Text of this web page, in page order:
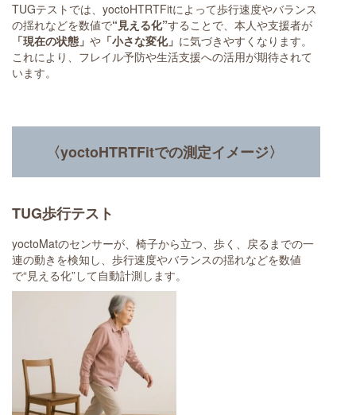
TUGテストでは、yoctoHTRTFitによって歩行速度やバランス
の揺れなどを数値で“見える化”することで、本人や支援者が
「現在の状態」 や 「小さな変化」 に気づきやすくなります。
これにより、フレイル予防や生活支援への活用が期待されて
います。
〈yoctoHTRTFitでの測定イメージ〉
TUG歩行テスト
yoctoMatのセンサーが、椅子から立つ、歩く、戻るまでの一
連の動きを検知し、歩行速度やバランスの揺れなどを数値
で“見える化”して自動計測します。